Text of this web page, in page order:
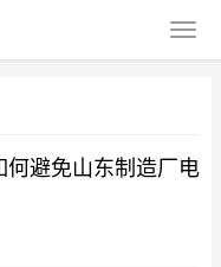
何避免山东制造厂电